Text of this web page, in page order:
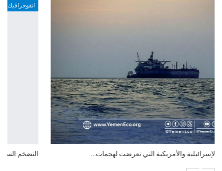
التضخم السنوي لمنطقة اليورو.. “إنفوجرافيك“..!